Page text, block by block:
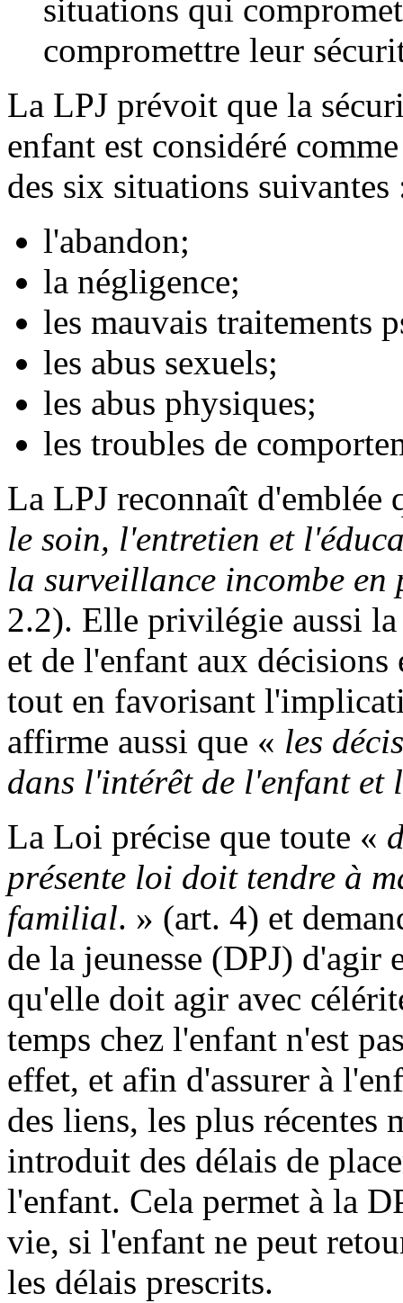
situations qui
compromettre leur
La LPJ prévoit que la
enfant est considéré
des six situations suivantes
l'abandon;
la négligence;
les mauvais traitements
les abus sexuels;
les abus physiques;
les troubles de
La LPJ reconnaît d'emblée
le soin, l'entretien et
la surveillance incombe en
2.2). Elle privilégie aussi
et de l'enfant aux décisions
tout en favorisant
affirme aussi que « les
dans l'intérêt de l'enfant et
La Loi précise que toute «
présente loi doit tendre à
familial. » (art. 4) et
de la jeunesse (DPJ) d'agir
qu'elle doit agir avec
temps chez l'enfant n'est
effet, et afin d'assurer à
des liens, les plus
introduit des délais de
l'enfant. Cela permet à la
vie, si l'enfant ne peut
les délais prescrits.